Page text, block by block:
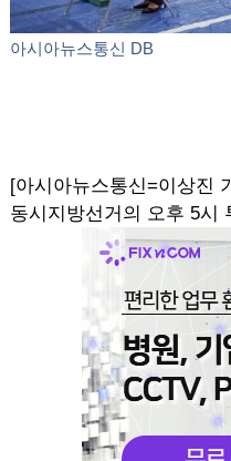
아시아뉴스통신 DB
[아시아뉴스통신=이상진
동시지방선거의 오후 5시